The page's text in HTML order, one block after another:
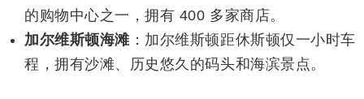
的购物中心之一，拥有 400 多家商店。
加尔维斯顿海滩 ：加尔维斯顿距休斯顿仅一小时车
程，拥有沙滩、历史悠久的码头和海滨景点。